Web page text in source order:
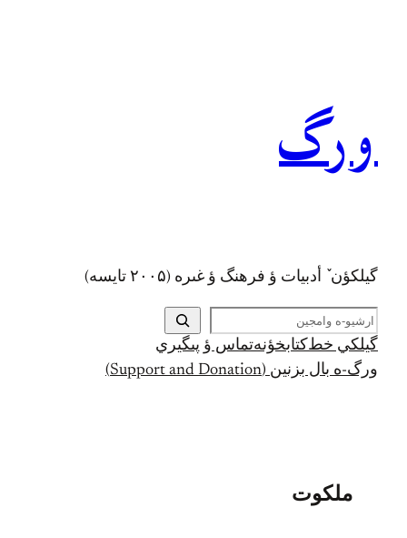
ورگ
گيلکؤن ٚ أدبیات ؤ فرهنگ ؤ غىره (۲۰۰۵ تايسه)
ج
س
ت
ج
گيلکي خط کتابخؤنهتماس ؤ پىگيري
ورگ-ه بال بزنين (Support and Donation)
ملکوت